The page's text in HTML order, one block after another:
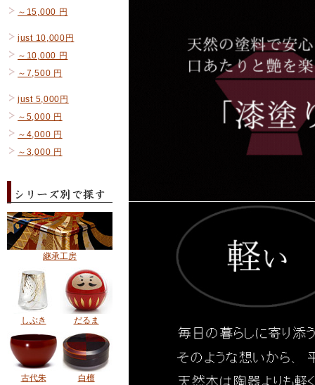
～15,000 円
just 10,000円
～10,000 円
～7,500 円
just 5,000円
～5,000 円
～4,000 円
～3,000 円
継承工房
しぶき だるま
古代朱 白檀